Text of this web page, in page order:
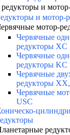
редукторы и
и мотор-
мотор-
Червячные
редукторы XC
Червячные
редукторы KC
Червячные
редукторы
Червячные
USC